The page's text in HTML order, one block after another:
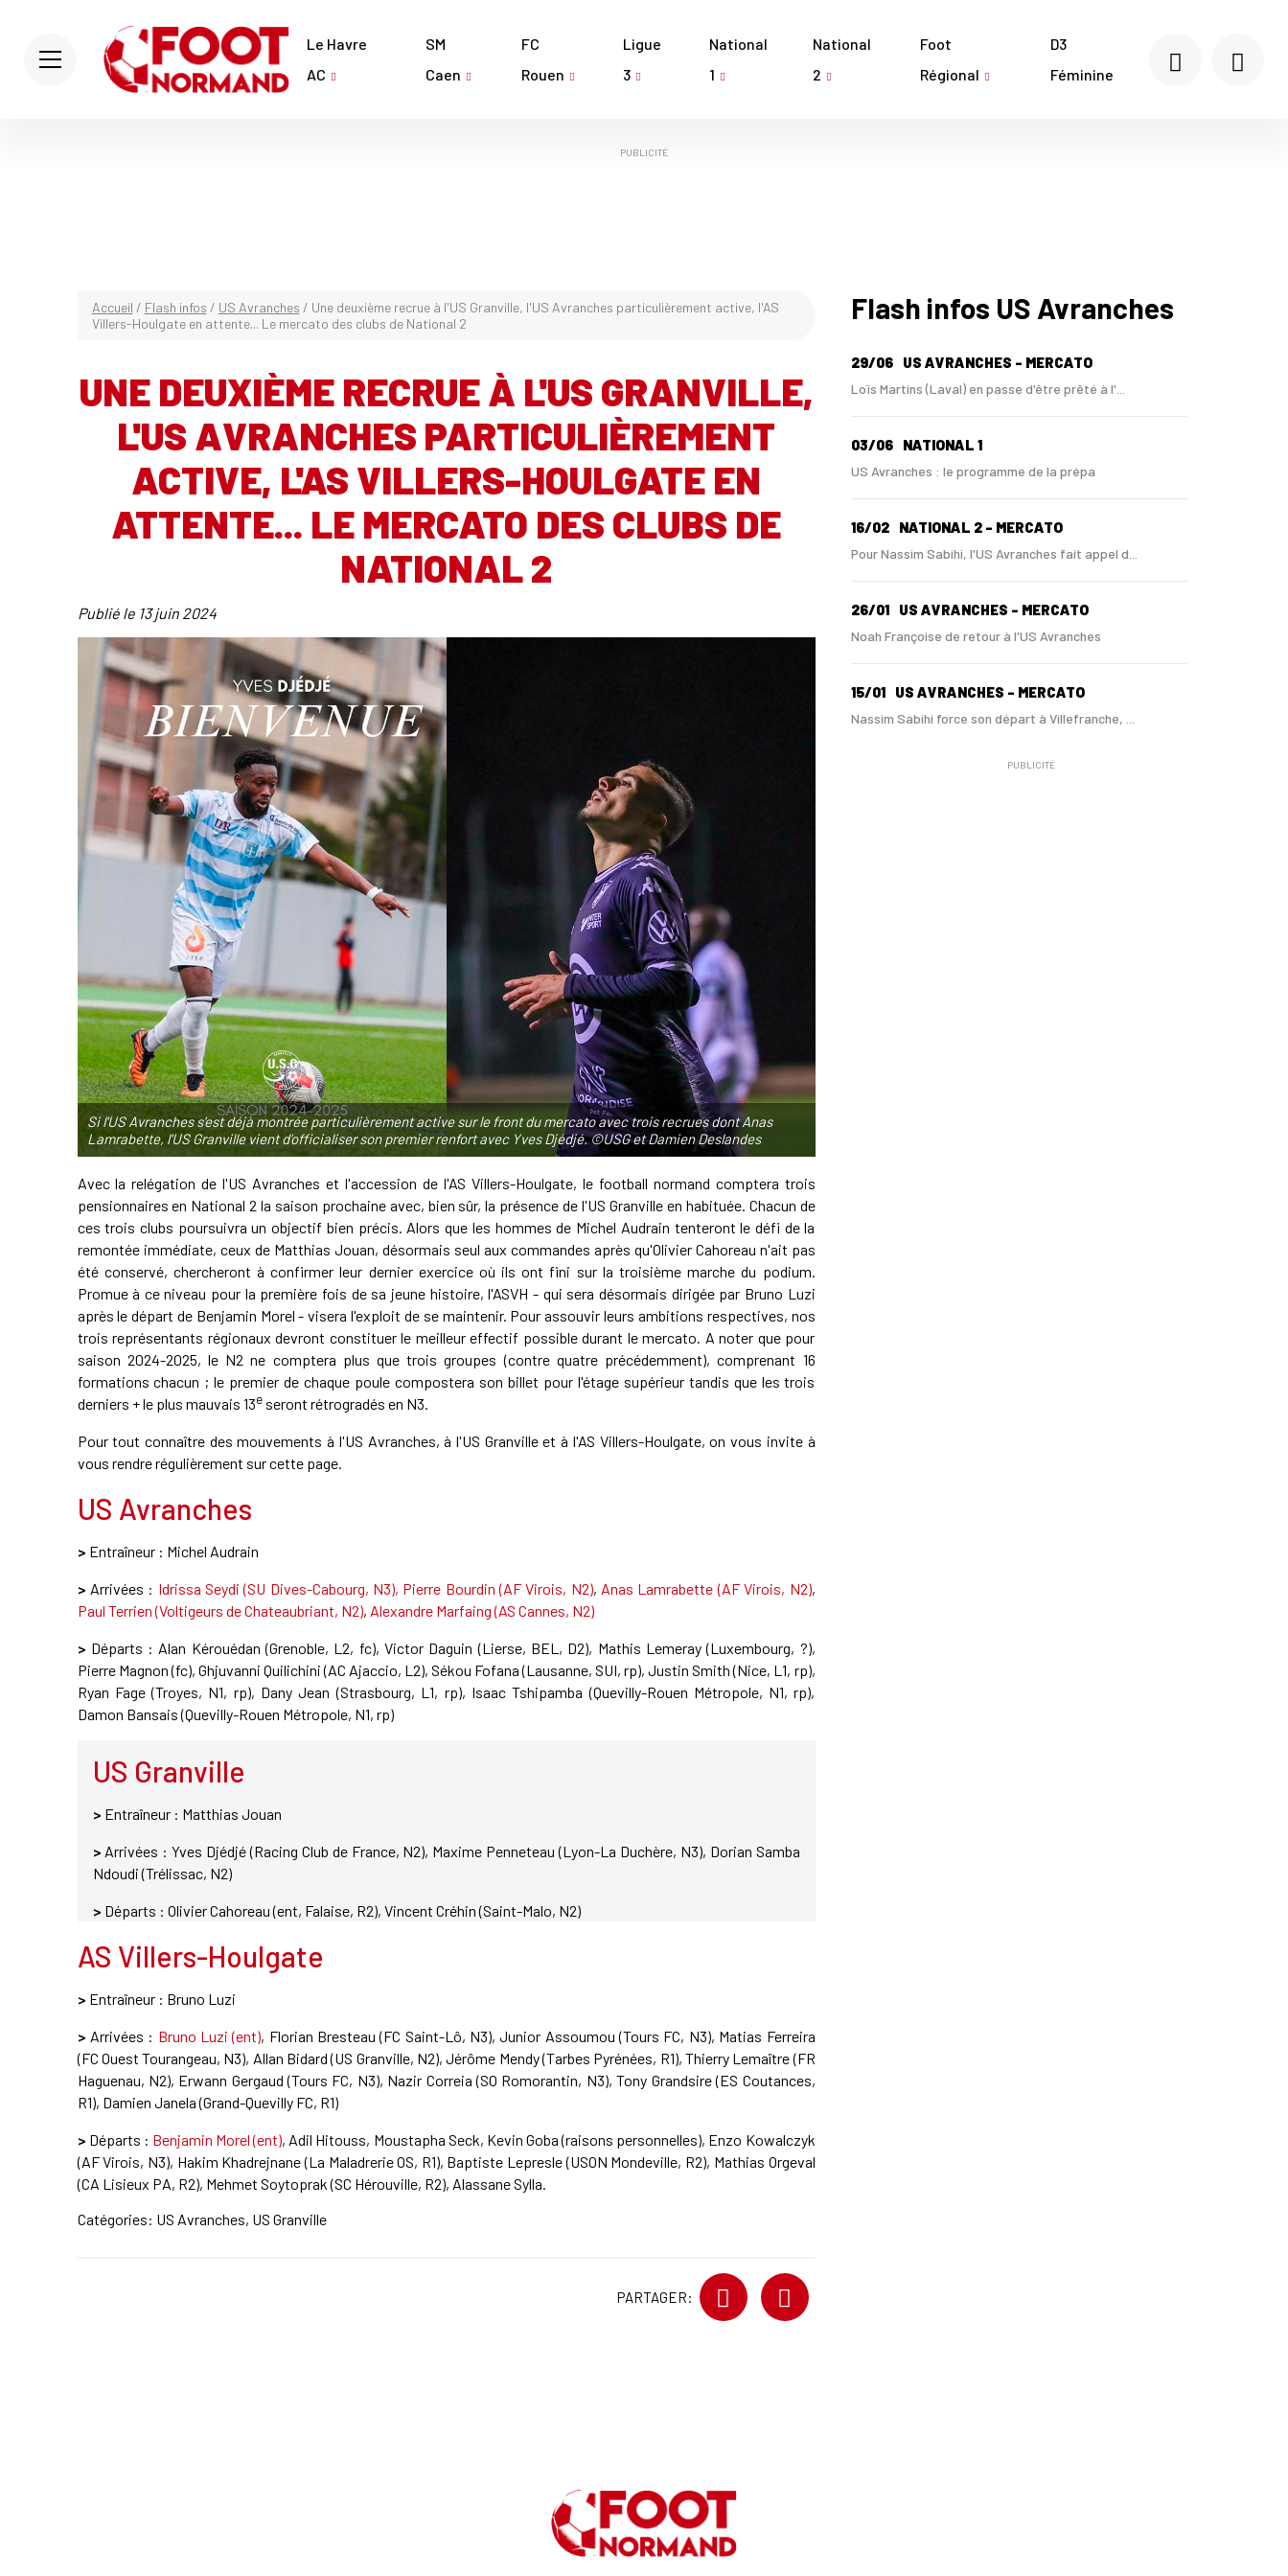
Le Havre
AC
SM
Caen
FC
Rouen
Ligue
3
National
1
National
2
Foot
Régional
D3
Féminine
PUBLICITÉ
Accueil / Flash infos / US Avranches / Une deuxième recrue à l'US Granville, l'US Avranches particulièrement active, l'AS
Villers-Houlgate en attente... Le mercato des clubs de National 2
UNE DEUXIÈME RECRUE À L'US GRANVILLE,
L'US AVRANCHES PARTICULIÈREMENT
ACTIVE, L'AS VILLERS-HOULGATE EN
ATTENTE... LE MERCATO DES CLUBS DE
NATIONAL 2
Publié le 13 juin 2024
Si l'US Avranches s'est déjà montrée particulièrement active sur le front du mercato avec trois recrues dont Anas
Lamrabette, l'US Granville vient d'officialiser son premier renfort avec Yves Djédjé. ©USG et Damien Deslandes
Avec la relégation de l'US Avranches et l'accession de l'AS Villers-Houlgate, le football normand comptera trois
pensionnaires en National 2 la saison prochaine avec, bien sûr, la présence de l'US Granville en habituée. Chacun de
ces trois clubs poursuivra un objectif bien précis. Alors que les hommes de Michel Audrain tenteront le défi de la
remontée immédiate, ceux de Matthias Jouan, désormais seul aux commandes après qu'Olivier Cahoreau n'ait pas
été conservé, chercheront à confirmer leur dernier exercice où ils ont fini sur la troisième marche du podium.
Promue à ce niveau pour la première fois de sa jeune histoire, l'ASVH - qui sera désormais dirigée par Bruno Luzi
après le départ de Benjamin Morel - visera l'exploit de se maintenir. Pour assouvir leurs ambitions respectives, nos
trois représentants régionaux devront constituer le meilleur effectif possible durant le mercato. A noter que pour
saison 2024-2025, le N2 ne comptera plus que trois groupes (contre quatre précédemment), comprenant 16
formations chacun ; le premier de chaque poule compostera son billet pour l'étage supérieur tandis que les trois
derniers + le plus mauvais 13eseront rétrogradés en N3.
Pour tout connaître des mouvements à l'US Avranches, à l'US Granville et à l'AS Villers-Houlgate, on vous invite à
vous rendre régulièrement sur cette page.
US Avranches
> Entraîneur : Michel Audrain
> Arrivées : Idrissa Seydi (SU Dives-Cabourg, N3), Pierre Bourdin (AF Virois, N2), Anas Lamrabette (AF Virois, N2),
Paul Terrien (Voltigeurs de Chateaubriant, N2), Alexandre Marfaing (AS Cannes, N2)
> Départs : Alan Kérouédan (Grenoble, L2, fc), Victor Daguin (Lierse, BEL, D2), Mathis Lemeray (Luxembourg, ?),
Pierre Magnon (fc), Ghjuvanni Quilichini (AC Ajaccio, L2), Sékou Fofana (Lausanne, SUI, rp), Justin Smith (Nice, L1, rp),
Ryan Fage (Troyes, N1, rp), Dany Jean (Strasbourg, L1, rp), Isaac Tshipamba (Quevilly-Rouen Métropole, N1, rp),
Damon Bansais (Quevilly-Rouen Métropole, N1, rp)
US Granville
> Entraîneur : Matthias Jouan
> Arrivées : Yves Djédjé (Racing Club de France, N2), Maxime Penneteau (Lyon-La Duchère, N3), Dorian Samba
Ndoudi (Trélissac, N2)
> Départs : Olivier Cahoreau (ent, Falaise, R2), Vincent Créhin (Saint-Malo, N2)
AS Villers-Houlgate
> Entraîneur : Bruno Luzi
> Arrivées : Bruno Luzi (ent), Florian Bresteau (FC Saint-Lô, N3), Junior Assoumou (Tours FC, N3), Matias Ferreira
(FC Ouest Tourangeau, N3), Allan Bidard (US Granville, N2), Jérôme Mendy (Tarbes Pyrénées, R1), Thierry Lemaître (FR
Haguenau, N2), Erwann Gergaud (Tours FC, N3), Nazir Correia (SO Romorantin, N3), Tony Grandsire (ES Coutances,
R1), Damien Janela (Grand-Quevilly FC, R1)
> Départs : Benjamin Morel (ent), Adil Hitouss, Moustapha Seck, Kevin Goba (raisons personnelles), Enzo Kowalczyk
(AF Virois, N3), Hakim Khadrejnane (La Maladrerie OS, R1), Baptiste Lepresle (USON Mondeville, R2), Mathias Orgeval
(CA Lisieux PA, R2), Mehmet Soytoprak (SC Hérouville, R2), Alassane Sylla.
Catégories: US Avranches, US Granville
PARTAGER:
Flash infos US Avranches
29/06 US AVRANCHES - MERCATO
Loïs Martins (Laval) en passe d'être prêté à l'...
03/06 NATIONAL 1
US Avranches : le programme de la prépa
16/02 NATIONAL 2 - MERCATO
Pour Nassim Sabihi, l'US Avranches fait appel d...
26/01 US AVRANCHES - MERCATO
Noah Françoise de retour à l'US Avranches
15/01 US AVRANCHES - MERCATO
Nassim Sabihi force son départ à Villefranche, ...
LES TROPHÉES FOOT NORMAND 2025
PUBLICITÉ